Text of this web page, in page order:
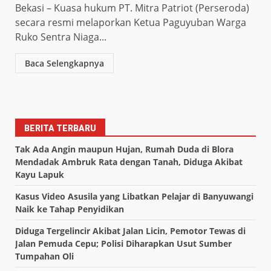
Bekasi – Kuasa hukum PT. Mitra Patriot (Perseroda)
secara resmi melaporkan Ketua Paguyuban Warga
Ruko Sentra Niaga...
Baca Selengkapnya
BERITA TERBARU
Tak Ada Angin maupun Hujan, Rumah Duda di Blora
Mendadak Ambruk Rata dengan Tanah, Diduga Akibat
Kayu Lapuk
Kasus Video Asusila yang Libatkan Pelajar di Banyuwangi
Naik ke Tahap Penyidikan
Diduga Tergelincir Akibat Jalan Licin, Pemotor Tewas di
Jalan Pemuda Cepu; Polisi Diharapkan Usut Sumber
Tumpahan Oli